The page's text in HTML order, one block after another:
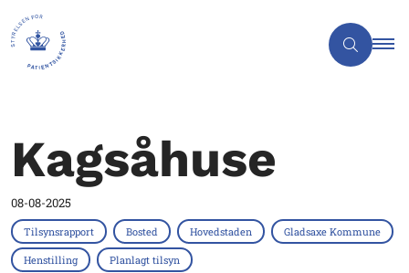
Kagsåhuse
08-08-2025
Tilsynsrapport Bosted Hovedstaden Gladsaxe Kommune
Henstilling Planlagt tilsyn